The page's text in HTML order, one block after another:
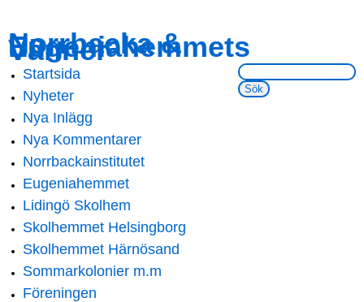
main
content
navigation
Norrbacka &
Eugeniahemmets
Vänner
Sök på webbsidan:
Main menu
Startsida
Nyheter
Nya Inlägg
Nya Kommentarer
Norrbackainstitutet
Eugeniahemmet
Lidingö Skolhem
Skolhemmet Helsingborg
Skolhemmet Härnösand
Sommarkolonier m.m
Föreningen